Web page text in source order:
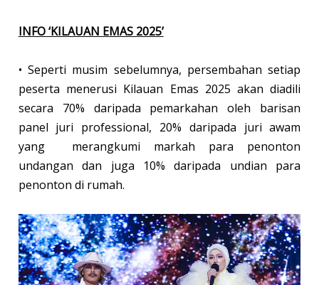
INFO ‘KILAUAN EMAS 2025’
• Seperti musim sebelumnya, persembahan setiap
peserta menerusi Kilauan Emas 2025 akan diadili
secara 70% daripada pemarkahan oleh barisan
panel juri professional, 20% daripada juri awam
yang merangkumi markah para penonton
undangan dan juga 10% daripada undian para
penonton di rumah.